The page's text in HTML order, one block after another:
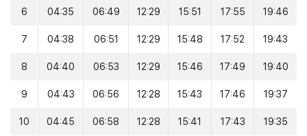
6 04:35 06:49 12:29 15:51 17:55 19:46
7 04:38 06:51 12:29 15:48 17:52 19:43
8 04:40 06:53 12:29 15:46 17:49 19:40
9 04:43 06:56 12:28 15:43 17:46 19:37
10 04:45 06:58 12:28 15:41 17:43 19:35